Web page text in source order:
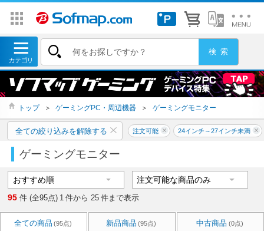
トップ ＞ ゲーミングPC・周辺機器 ＞ ゲーミングモニター
全ての絞り込みを解除する 注文可能 24インチ～27インチ未満
ゲーミングモニター
95 件 (全95点) 1 件から 25 件まで表示
全ての商品 (95点) 新品商品 (95点) 中古商品 (0点)